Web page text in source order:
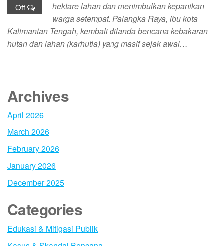
Off
hektare lahan dan menimbulkan kepanikan
warga setempat. ​Palangka Raya, ibu kota
Kalimantan Tengah, kembali dilanda bencana kebakaran
hutan dan lahan (karhutla) yang masif sejak awal…
Archives
April 2026
March 2026
February 2026
January 2026
December 2025
Categories
Edukasi & Mitigasi Publik